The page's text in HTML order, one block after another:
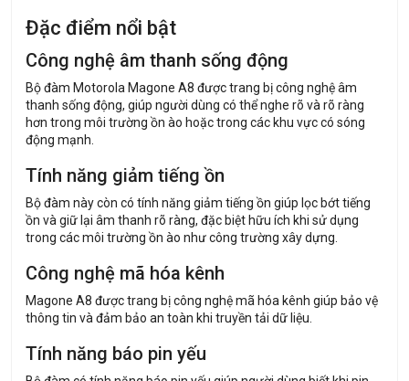
Đặc điểm nổi bật
Công nghệ âm thanh sống động
Bộ đàm Motorola Magone A8 được trang bị công nghệ âm
thanh sống động, giúp người dùng có thể nghe rõ và rõ ràng
hơn trong môi trường ồn ào hoặc trong các khu vực có sóng
động mạnh.
Tính năng giảm tiếng ồn
Bộ đàm này còn có tính năng giảm tiếng ồn giúp lọc bớt tiếng
ồn và giữ lại âm thanh rõ ràng, đặc biệt hữu ích khi sử dụng
trong các môi trường ồn ào như công trường xây dựng.
Công nghệ mã hóa kênh
Magone A8 được trang bị công nghệ mã hóa kênh giúp bảo vệ
thông tin và đảm bảo an toàn khi truyền tải dữ liệu.
Tính năng báo pin yếu